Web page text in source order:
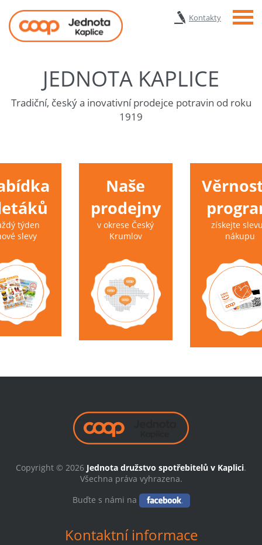
Kontakty Menu
JEDNOTA KAPLICE
Tradiční, český a inovativní prodejce potravin od roku
1919
týden
slevy
Naše
prodejny
v okrese Český
Krumlov
získejte
nákupu
Copyright © 2026 Jednota družstvo spotřebitelů v Kaplici.
Všechna práva vyhrazena.
Buďte s námi na
Kontaktní informace